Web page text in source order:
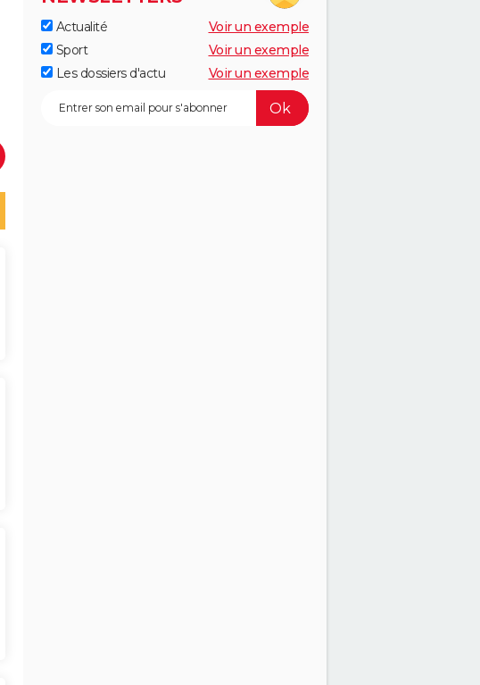
Actualité
Voir un exemple
Sport
Voir un exemple
Les dossiers d'actu
Voir un exemple